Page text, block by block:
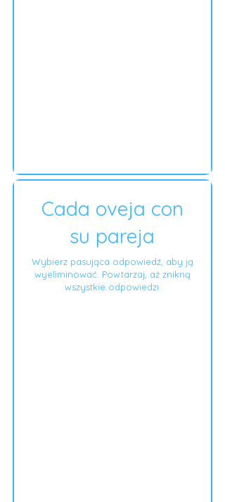
Cada oveja con
su pareja
Wybierz pasująca odpowiedź, aby ją
wyeliminować. Powtarzaj, aż znikną
wszystkie odpowiedzi.